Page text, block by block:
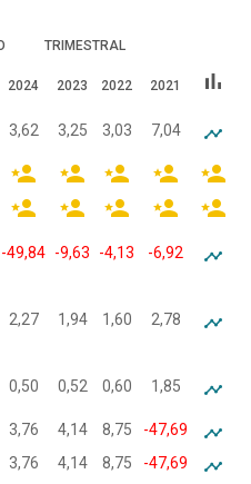
TRIMESTRAL
2024 2023 2022 2021 bar_chart
3,62 3,25 3,03 7,04
-49,84 -9,63 -4,13 -6,92
2,27 1,94 1,60 2,78
0,50 0,52 0,60 1,85
3,76 4,14 8,75
-47,69
3,76 4,14 8,75 -47,69